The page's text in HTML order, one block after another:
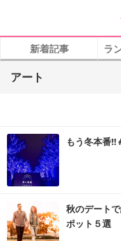
新着記事 ラ
アート
もう冬本番
秋のデート
ポット５選